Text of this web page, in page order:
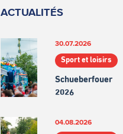
ACTUALITÉS
30.07.2026
Sport et loisirs
Schueberfouer
2026
04.08.2026